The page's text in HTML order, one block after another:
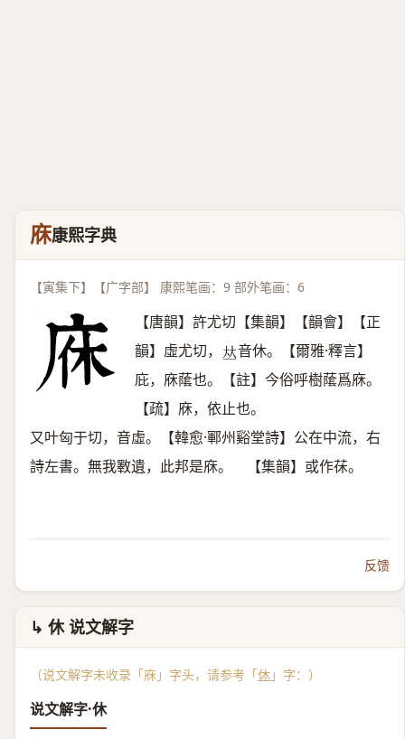
庥康熙字典
【寅集下】【广字部】 康熙笔画：9 部外笔画：6
【唐韻】許尤切【集韻】【韻會】【正
韻】虛尤切， 𠀤音休。【爾雅·釋言】
庇，庥䕃也。【註】今俗呼樹䕃爲庥。
【疏】庥，依止也。
又叶匈于切，音虛。【韓愈·鄆州谿堂詩】公在中流，右
詩左書。無我斁遺，此邦是庥。 【集韻】或作茠。
反馈
↳ 休 说文解字
（说文解字未收录「庥」字头，请参考「休 」字：）
说文解字·休